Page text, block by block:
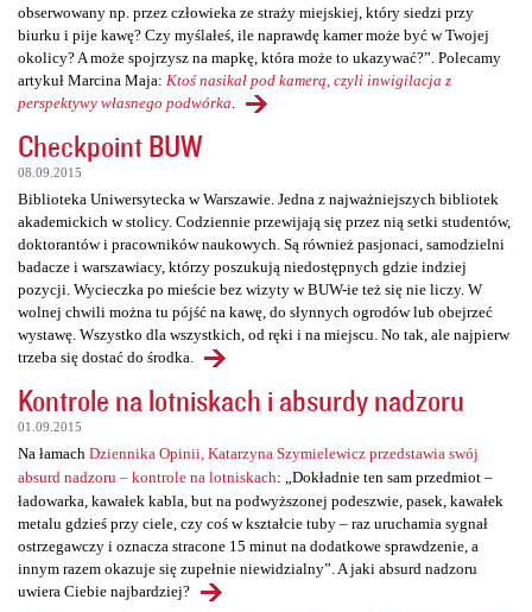
obserwowany np. przez człowieka ze straży miejskiej, który siedzi przy
biurku i pije kawę? Czy myślałeś, ile naprawdę kamer może być w Twojej
okolicy? A może spojrzysz na mapkę, która może to ukazywać?”. Polecamy
artykuł Marcina Maja: Ktoś nasikał pod kamerą, czyli inwigilacja z
perspektywy własnego podwórka
Checkpoint BUW
08.09.2015
Biblioteka Uniwersytecka w Warszawie. Jedna z najważniejszych bibliotek
akademickich w stolicy. Codziennie przewijają się przez nią setki studentów,
doktorantów i pracowników naukowych. Są również pasjonaci, samodzielni
badacze i warszawiacy, którzy poszukują niedostępnych gdzie indziej
pozycji. Wycieczka po mieście bez wizyty w BUW-ie też się nie liczy. W
wolnej chwili można tu pójść na kawę, do słynnych ogrodów lub obejrzeć
wystawę. Wszystko dla wszystkich, od ręki i na miejscu. No tak, ale najpierw
trzeba się dostać do środka.
Kontrole na lotniskach i absurdy nadzoru
01.09.2015
Na łamach Dziennika Opinii, Katarzyna Szymielewicz przedstawia swój
absurd nadzoru – kontrole na lotniskach: „Dokładnie ten sam przedmiot –
ładowarka, kawałek kabla, but na podwyższonej podeszwie, pasek, kawałek
metalu gdzieś przy ciele, czy coś w kształcie tuby – raz uruchamia sygnał
ostrzegawczy i oznacza stracone 15 minut na dodatkowe sprawdzenie, a
innym razem okazuje się zupełnie niewidzialny”. A jaki absurd nadzoru
uwiera Ciebie najbardziej?